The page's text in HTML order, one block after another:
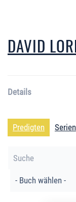
DAVID
Details
Predigten Serien
Filter